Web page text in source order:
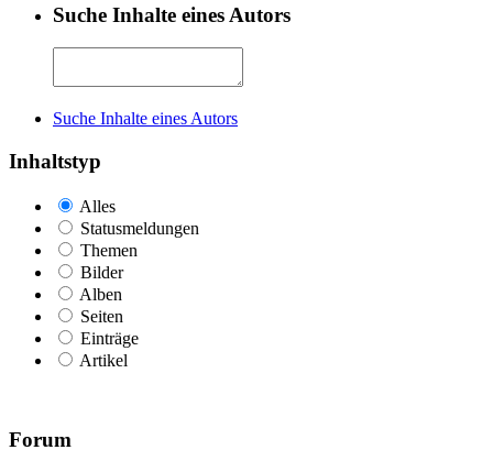
Suche Inhalte eines Autors
Suche Inhalte eines Autors
Inhaltstyp
Alles
Statusmeldungen
Themen
Bilder
Alben
Seiten
Einträge
Artikel
Forum